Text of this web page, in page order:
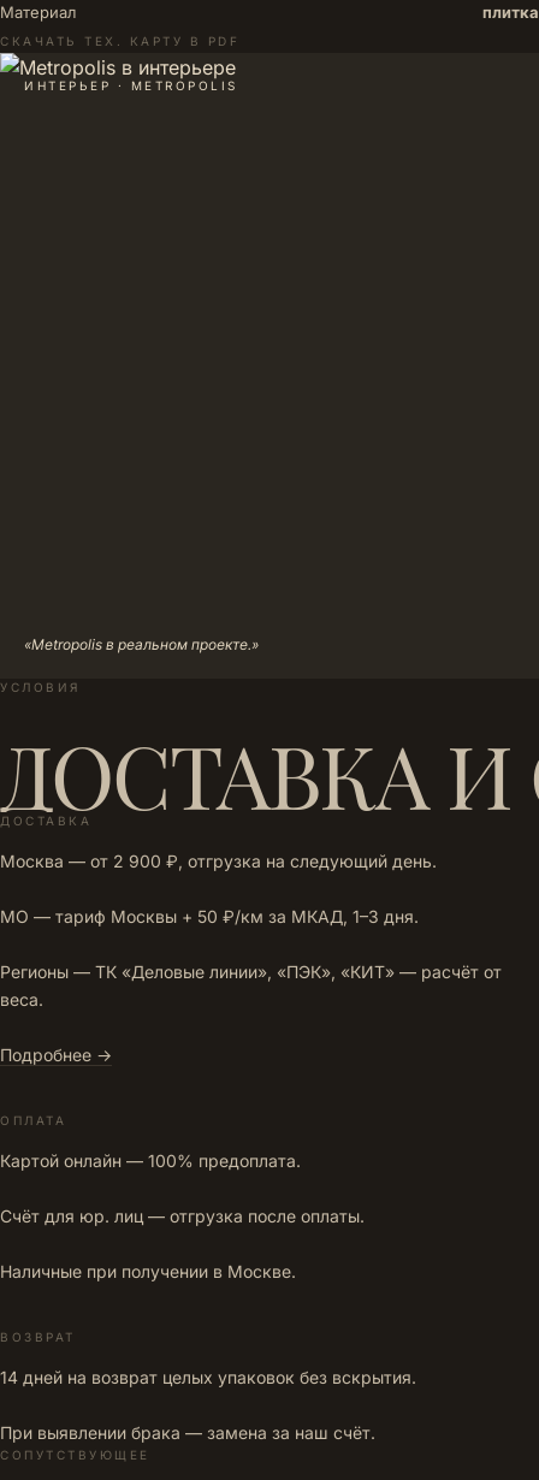
Материал плитка
СКАЧАТЬ ТЕХ. КАРТУ В PDF
ИНТЕРЬЕР · METROPOLIS
«Metropolis в реальном проекте.»
УСЛОВИЯ
ДОСТАВКА
ДОСТАВКА
Москва — от 2 900 ₽, отгрузка на следующий день.
МО — тариф Москвы + 50 ₽/км за МКАД, 1–3 дня.
Регионы — ТК «Деловые линии», «ПЭК», «КИТ» — расчёт от
веса.
Подробнее →
ОПЛАТА
Картой онлайн — 100% предоплата.
Счёт для юр. лиц — отгрузка после оплаты.
Наличные при получении в Москве.
ВОЗВРАТ
14 дней на возврат целых упаковок без вскрытия.
При выявлении брака — замена за наш счёт.
СОПУТСТВУЮЩЕЕ